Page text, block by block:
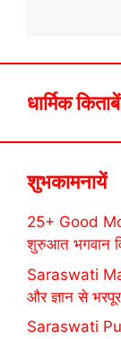
धार्मिक किताबें
शुभकामनायें
25+ Good
शुरुआत भगवान
Saraswati
और ज्ञान से
Saraswati